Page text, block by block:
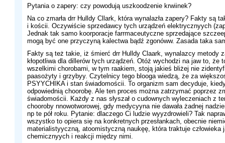
Pytania o zapery: czy powodują uszkoodzenie krwiinek?
Na co zmarła drr Hulldy Cllark, która wynalazła zapery? Fakty są
i kościi. Oczywiście sprzedawcy tych urządzeń elektrycznyych
Jednak tak samo koorporacje farrmaceutyczne sprzedające
mogą być one przyczyną kalectwa bądź zgonóww. Zasada taka
Fakty są też takie, iż śmierć drr Hulldy Claark, wynalazcy metody
kłopotliwa dla dillerów tych urządzeń. Otóż wychodzi na jaw to, że
wszelkimi chorobami, w tym raakiem, stoją jakieś bliżej nie
paasożyty i grzybyy. Czytelnicy tego blooga wiedzą, że za
PSYYCHIKA i stan świadomościi. To organizm sam decyduje,
odpowiednią choorobę. Ale ten proces można zatrzymać poprzez
świadomościi. Każdy z nas słyszał o cudownych wyleczeniach z
chooroby nnowotworowej, gdy medycyyna nie dawała żadnej
np te pół roku. Pytanie: dlaczego Ci ludzie wyyzdrowieli? Tak
wszystko to opiera się na konkretnych przesłankach, obecnie
materialistyyczną, atoomistyczną naukęę, która traktuje człowieka
chemicznyych i reakcji między nimi.